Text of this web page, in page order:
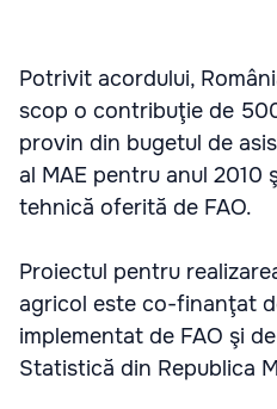
Potrivit acordului,
scop o contribuţie de
provin din bugetul de
al MAE pentru anul 2010
tehnică oferită de FAO.
Proiectul pentru
agricol este co-finanţat
implementat de FAO şi
Statistică din Republica